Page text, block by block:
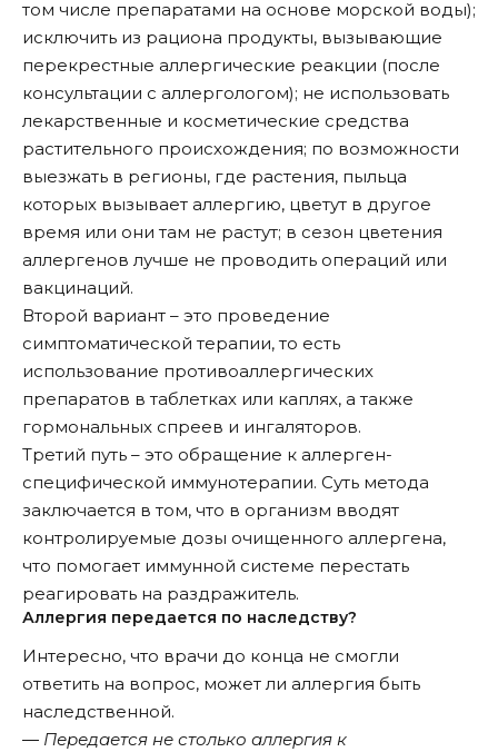
том числе препаратами на основе морской воды);
исключить из рациона продукты, вызывающие
перекрестные аллергические реакции (после
консультации с аллергологом); не использовать
лекарственные и косметические средства
растительного происхождения; по возможности
выезжать в регионы, где растения, пыльца
которых вызывает аллергию, цветут в другое
время или они там не растут; в сезон цветения
аллергенов лучше не проводить операций или
вакцинаций.
Второй вариант – это проведение
симптоматической терапии, то есть
использование противоаллергических
препаратов в таблетках или каплях, а также
гормональных спреев и ингаляторов.
Третий путь – это обращение к аллерген-
специфической иммунотерапии. Суть метода
заключается в том, что в организм вводят
контролируемые дозы очищенного аллергена,
что помогает иммунной системе перестать
реагировать на раздражитель.
Аллергия передается по наследству?
Интересно, что врачи до конца не смогли
ответить на вопрос, может ли аллергия быть
наследственной.
― Передается не столько аллергия к